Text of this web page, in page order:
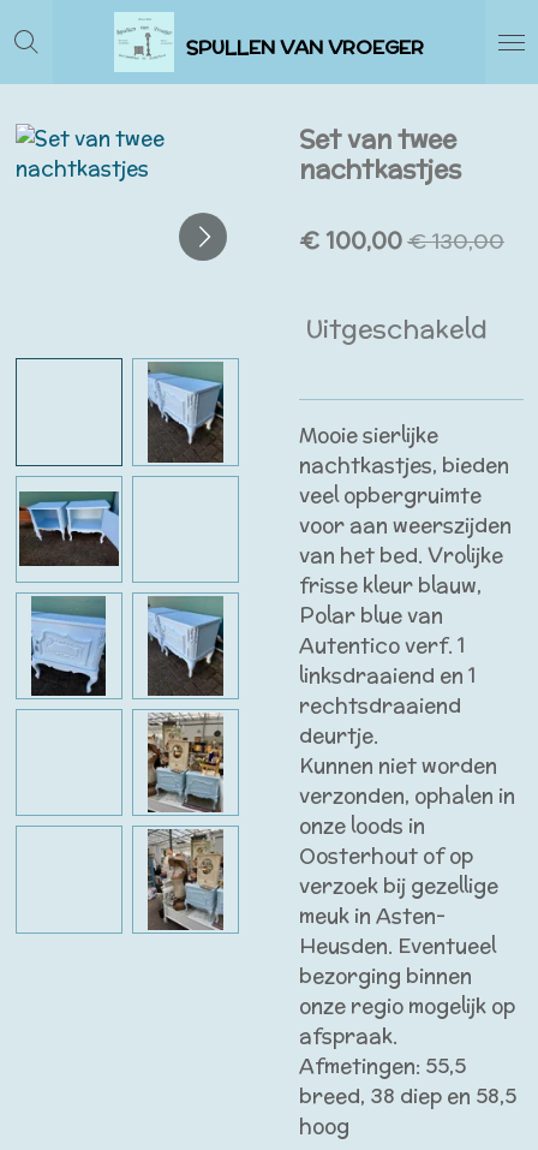
Ga
direct
naar
hoofdinhoud
SPULLEN VAN VROEGER
Set van twee
nachtkastjes
€ 100,00€ 130,00
Uitgeschakeld
Mooie sierlijke
nachtkastjes, bieden
veel opbergruimte
voor aan weerszijden
van het bed. Vrolijke
frisse kleur blauw,
Polar blue van
Autentico verf. 1
linksdraaiend en 1
rechtsdraaiend
deurtje.
Kunnen niet worden
verzonden, ophalen in
onze loods in
Oosterhout of op
verzoek bij gezellige
meuk in Asten-
Heusden. Eventueel
bezorging binnen
onze regio mogelijk op
afspraak.
Afmetingen: 55,5
breed, 38 diep en 58,5
hoog